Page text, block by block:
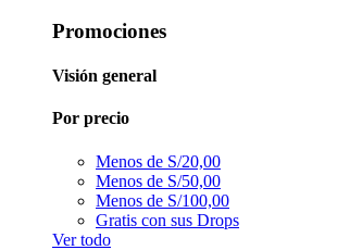
Promociones
Visión general
Por precio
Menos de S/20,00
Menos de S/50,00
Menos de S/100,00
Gratis con sus Drops
Ver todo